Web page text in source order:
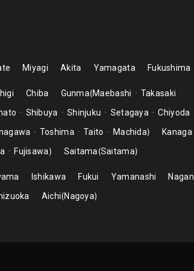
Miyagi Akita Yamagata Fukushima
Chiba Gunma Maebashi
Takasaki
Shibuya Shinjuku Setagaya
Chiyoda
Toshima Taito Machida
Kanaga
Fujisawa Saitama Saitama
Ishikawa Fukui Yamanashi
Nagan
Aichi Nagoya